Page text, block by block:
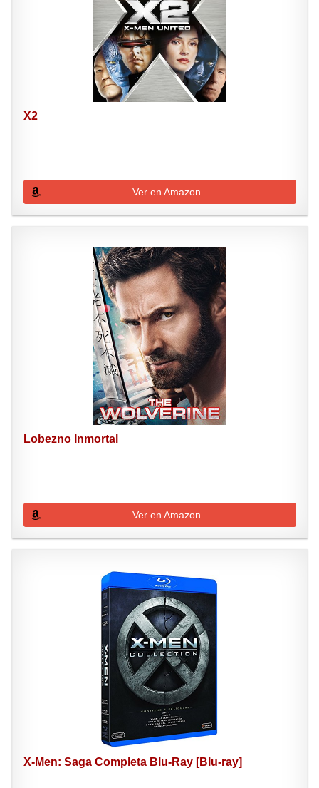
X2
Ver en Amazon
Lobezno Inmortal
Ver en Amazon
X-Men: Saga Completa Blu-Ray [Blu-ray]